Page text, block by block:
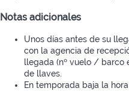
Notas adicionales
Unos días antes de su
con la agencia de
llegada (nº vuelo / barco
de llaves.
En temporada baja la